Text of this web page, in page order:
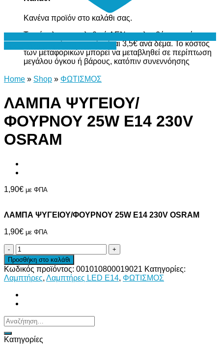
Κανένα προϊόν στο καλάθι σας.
Το σύνολο του καλαθιού ΔΕΝ περιλαμβάνει το κόστος
μεταφορικών, το οποίο είναι 3,5€ ανά δέμα. Το κόστος
των μεταφορικών μπορεί να μεταβληθεί σε περίπτωση
μεγάλου όγκου ή βάρους, κατόπιν συνεννόησης
Home » Shop » ΦΩΤΙΣΜΟΣ
ΛΑΜΠΑ ΨΥΓΕΙΟΥ/
ΦΟΥΡΝΟΥ 25W Ε14 230V
OSRAM
1,90€ με ΦΠΑ
ΛΑΜΠΑ ΨΥΓΕΙΟΥ/ΦΟΥΡΝΟΥ 25W Ε14 230V OSRAM
1,90€ με ΦΠΑ
ΛΑΜΠΑ
ΨΥΓΕΙΟΥ/
ΦΟΥΡΝΟΥ
25W
Ε14
230V
OSRAM
Προσθήκη στο καλάθι
Κωδικός προϊόντος: 001010800019021 Κατηγορίες:
Λαμπτήρες, Λαμπτήρες LED E14, ΦΩΤΙΣΜΟΣ
Αναζήτηση
για:
Κατηγορίες